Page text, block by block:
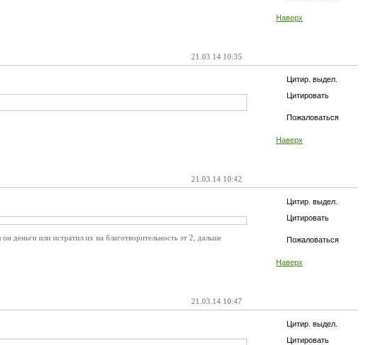
Наверх
21.03.14 10:35
Цитир. выдел.
Цитировать
Пожаловаться
Наверх
21.03.14 10:42
Цитир. выдел.
Цитировать
Пожаловаться
Наверх
деньги или истратил их на благотворительность эт 2, дальше
21.03.14 10:47
Цитир. выдел.
Цитировать